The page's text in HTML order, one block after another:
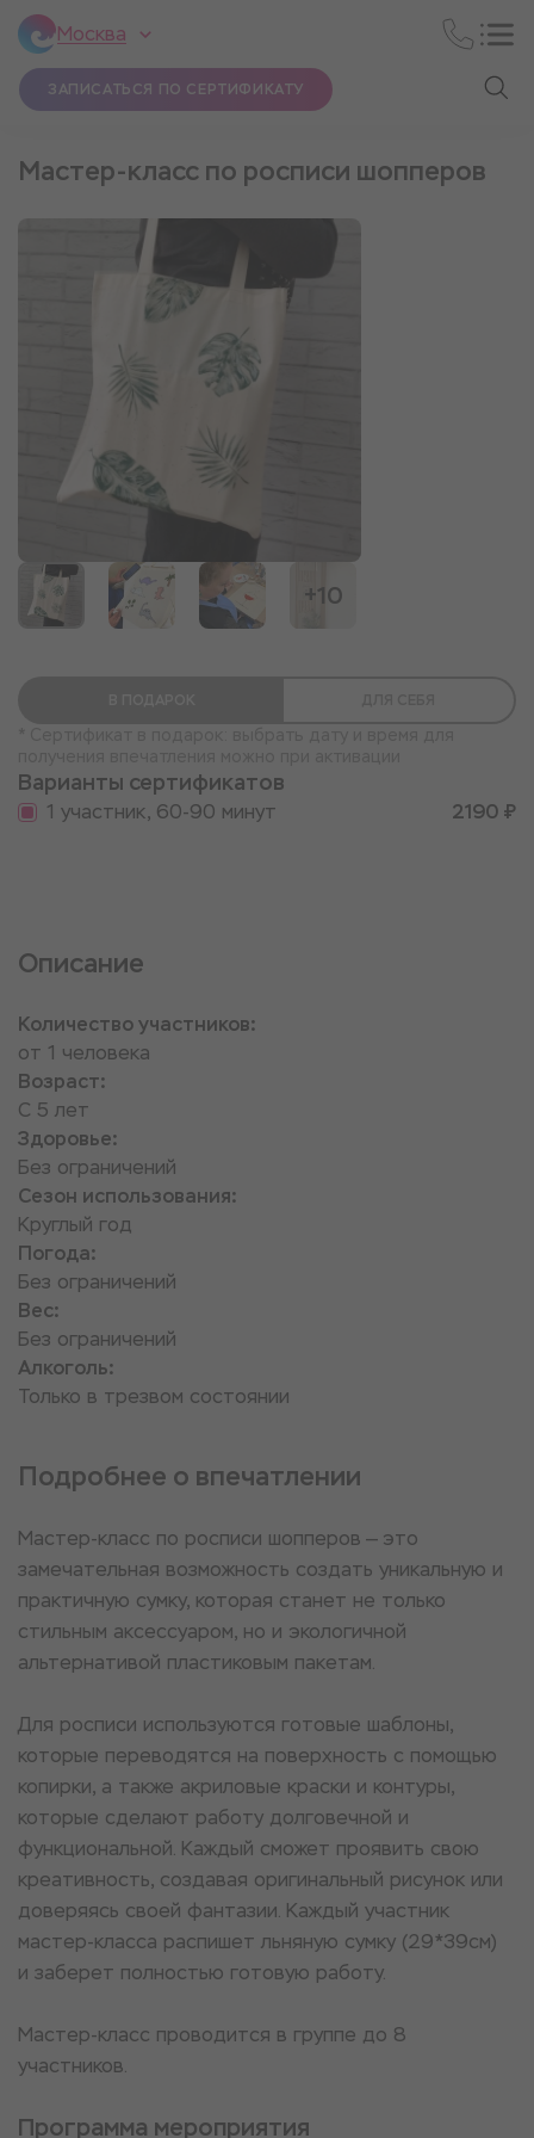
Москва
ЗАПИСАТЬСЯ ПО СЕРТИФИКАТУ
Мастер-класс по росписи шопперов
+10
Варианты сертификатов
1 участник, 60-90 минут 2190 ₽
Описание
Количество участников:
от 1 человека
Возраст:
С 5 лет
Здоровье:
Без ограничений
Сезон использования:
Круглый год
Погода:
Без ограничений
Вес:
Без ограничений
Алкоголь:
Только в трезвом состоянии
Подробнее о впечатлении
Мастер-класс по росписи шопперов — это
замечательная возможность создать уникальную и
практичную сумку, которая станет не только
стильным аксессуаром, но и экологичной
альтернативой пластиковым пакетам.
Для росписи используются готовые шаблоны,
которые переводятся на поверхность с помощью
копирки, а также акриловые краски и контуры,
которые сделают работу долговечной и
функциональной. Каждый сможет проявить свою
креативность, создавая оригинальный рисунок или
доверяясь своей фантазии. Каждый участник
мастер-класса распишет льняную сумку (29*39см)
и заберет полностью готовую работу.
Мастер-класс проводится в группе до 8
участников.
Программа мероприятия